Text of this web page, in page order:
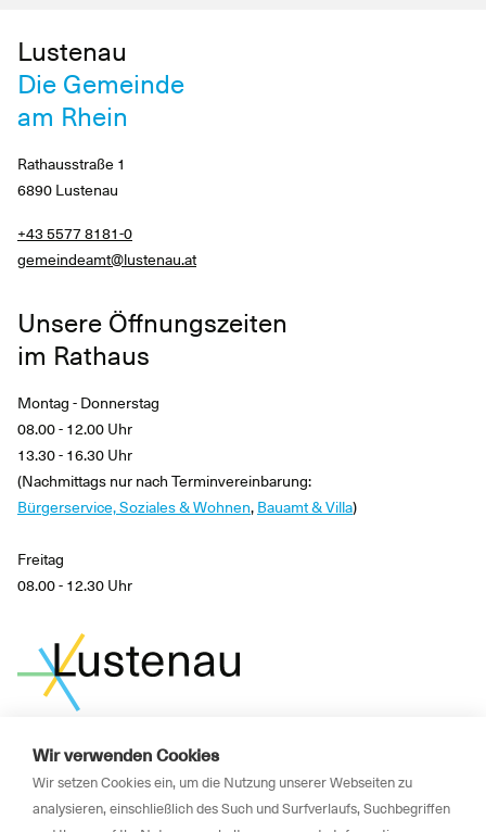
Wir verwenden Cookies
Wir setzen Cookies ein, um die Nutzung unserer Webseiten zu
analysieren, einschließlich des Such und Surfverlaufs, Suchbegriffen
Lustenau
Die Gemeinde
am Rhein
Rathausstraße 1
6890 Lustenau
+43 5577 8181-0
gemeindeamt@lustenau.at
Unsere Öffnungszeiten
im Rathaus
Montag - Donnerstag
08.00 - 12.00 Uhr
13.30 - 16.30 Uhr
(Nachmittags nur nach Terminvereinbarung:
Bürgerservice, Soziales & Wohnen, Bauamt & Villa)
Freitag
08.00 - 12.30 Uhr
News
Newsletter